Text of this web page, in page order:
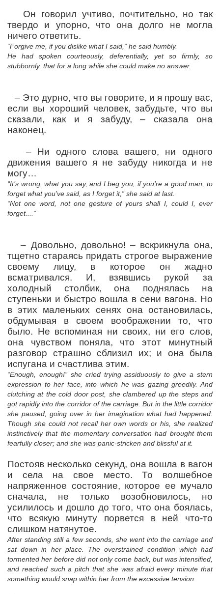
Он говорил учтиво, почтительно, но так
твердо и упорно, что она долго не могла
ничего ответить.
“Forgive me, if you dislike what I said,” he said humbly.
He had spoken courteously, deferentially, yet so firmly, so
stubbornly, that for a long while she could make no answer.
– Это дурно, что вы говорите, и я прошу вас,
если вы хороший человек, забудьте, что вы
сказали, как и я забуду,
– сказала она
наконец.
– Ни одного слова вашего, ни
одного
движения вашего я не забуду никогда и не
могу…
“It’s wrong, what you say, and I beg you, if you’re a good man, to
forget what you’ve said, as I forget it,” she said at last.
“Not one word, not one gesture of yours shall I, could I, ever
forget....”
– Довольно, довольно! – вскрикнула она,
тщетно стараясь придать строгое выражение
своему лицу, в которое он жадно
всматривался. И, взявшись рукой за
холодный столбик, она поднялась на
ступеньки и быстро вошла в сени вагона. Но
в этих маленьких сенях она остановилась,
обдумывая в своем воображении то, что
было. Не вспоминая ни своих, ни его слов,
она чувством поняла, что этот минутный
разговор страшно сблизил их; и
она была
испугана и счастлива этим.
“Enough, enough!” she cried trying assiduously to give a stern
expression to her face, into which he was gazing greedily. And
clutching at the cold door post, she clambered up the steps and
got rapidly into the corridor of the carriage. But in the little corridor
she paused, going over in her imagination what had happened.
Though she could not recall her own words or his, she realized
instinctively that the momentary conversation had brought them
fearfully closer; and she was panic-stricken and blissful at it.
Постояв несколько секунд, она вошла в вагон
и села на свое место. То волшебное
напряженное состояние, которое ее мучало
сначала, не только возобновилось, но
усилилось и дошло до того, что она боялась,
что всякую минуту порвется в ней что-то
слишком натянутое.
After standing still a few seconds, she went into the carriage and
sat down in her place. The overstrained condition which had
tormented her before did not only come back, but was intensified,
and reached such a pitch that she was afraid every minute that
something would snap within her from the excessive tension.